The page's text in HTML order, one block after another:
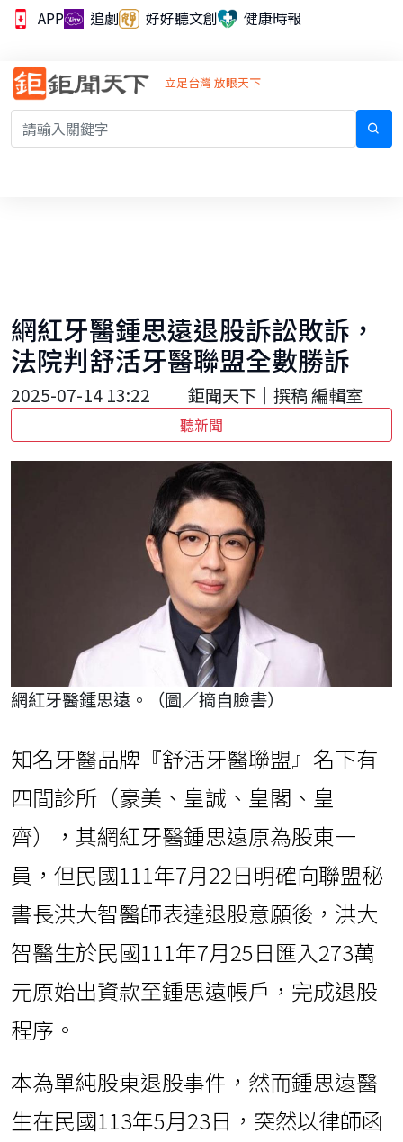
APP 追劇 好好聽文創 健康時報
立足台灣 放眼天下
網紅牙醫鍾思遠退股訴訟敗訴，
法院判舒活牙醫聯盟全數勝訴
2025-07-14 13:22 鉅聞天下｜撰稿 編輯室
聽新聞
網紅牙醫鍾思遠。（圖／摘自臉書）
知名牙醫品牌『舒活牙醫聯盟』名下有
四間診所（豪美、皇誠、皇閣、皇
齊），其網紅牙醫鍾思遠原為股東一
員，但民國111年7月22日明確向聯盟秘
書長洪大智醫師表達退股意願後，洪大
智醫生於民國111年7月25日匯入273萬
元原始出資款至鍾思遠帳戶，完成退股
程序。
本為單純股東退股事件，然而鍾思遠醫
生在民國113年5月23日，突然以律師函